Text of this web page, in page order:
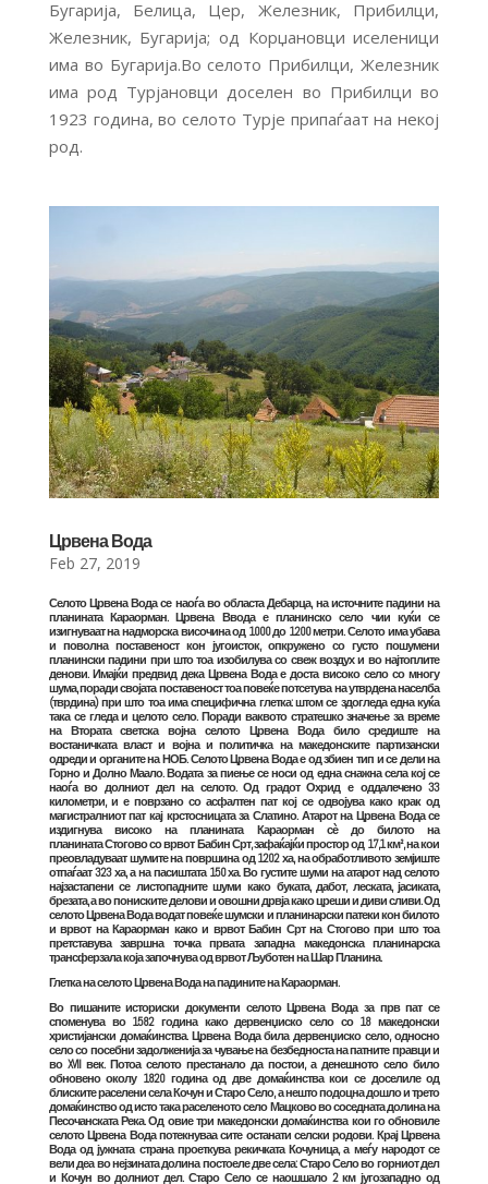
Бугарија, Белица, Цер, Железник, Прибилци,
Железник, Бугарија; од Корџановци иселеници
има во Бугарија.Во селото Прибилци, Железник
има род Турјановци доселен во Прибилци во
1923 година, во селото Турје припаѓаат на некој
род.
Црвена Вода
Feb 27, 2019
Селото Црвена Вода се наоѓа во областаДебарца, на источните падини на
планинатаКараорман. Црвена Ввода е планинско село чии куќи се
изигнуваат на надморска височина од 1000 до 1200 метри. Селото има убава
и поволна поставеност кон југоисток, опкружено со густо пошумени
планински падини при што тоа изобилува со свеж воздух и во најтоплите
денови. Имајќи предвид дека Црвена Вода е доста високо село со многу
шума, поради својата поставеност тоа повеќе потсетува на утврдена населба
(тврдина) при што тоа има специфична глетка: штом се здогледа една куќа
така се гледа и целото село. Поради ваквото стратешко значење за време
на Втората светска војнаселото Црвена Вода било средиште на
востаничката власт и војна и политичка на македонските партизански
одреди и органите наНОБ. Селото Црвена Вода е од збиен тип и се дели на
Горно и Долно Маало. Водата за пиење се носи од една снажна села кој се
наоѓа во долниот дел на селото. Од градотОхриде оддалечено 33
километри, и е поврзано со асфалтен пат кој се одвојува како крак од
магистралниот пат кај крстосницата заСлатино. Атарот на Црвена Вода се
издигнува високо на планината Караормансѐ до билото на
планинатаСтоговосо врвот Бабин Срт, зафаќајќи простор од 17,1 км², на кои
преовладуваат шумите на површина од 1202 ха, на обработливото земјиште
отпаѓаат 323 ха, а на пасиштата 150 ха. Во густите шуми на атарот над селото
најзастапени се листопадните шуми како буката, дабот, леската, јасиката,
брезата, а во пониските делови и овошни дрвја како цреши и диви сливи. Од
селото Црвена Вода водат повеќе шумски и планинарски патеки кон билото
и врвот наКараорман како и врвот Бабин Срт на Стоговопри што тоа
претставува завршна точка првата западна македонска планинарска
трансферзала која започнува од врвотЉуботеннаШар Планина.
Глетка на селото Црвена Вода на падините на Караорман.
Во пишаните историски документи селото Црвена Вода за прв пат се
споменува во 1582година како дервенџиско село со 18 македонски
христијански домаќинства. Црвена Вода била дервенџиско село, односно
село со посебни задолженија за чување на безбедноста на патните правци и
во XVII век. Потоа селото престанало да постои, а денешното село било
обновено околу 1820година од две домаќинства кои се доселиле од
блиските раселени села Кочун и Старо Село, а нешто подоцна дошло и трето
домаќинство од исто така раселеното село Мацково во соседната долина на
Песочанската Река. Од овие три македонски домаќинства кои го обновиле
селото Црвена Вода потекнуваа сите останати селски родови. Крај Црвена
Вода од јужната страна проеткува рекичката Кочуница, а меѓу народот се
вели деа во нејзината долина постоеле две села: Старо Село во горниот дел
и Кочун во долниот дел. Старо Село се наошшало 2 км југозападно од